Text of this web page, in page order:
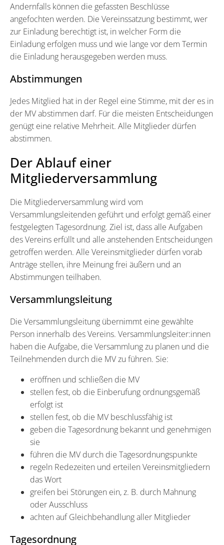
Andernfalls können die gefassten Beschlüsse
angefochten werden. Die Vereinssatzung bestimmt, wer
zur Einladung berechtigt ist, in welcher Form die
Einladung erfolgen muss und wie lange vor dem Termin
die Einladung herausgegeben werden muss.
Abstimmungen
Jedes Mitglied hat in der Regel eine Stimme, mit der es in
der MV abstimmen darf. Für die meisten Entscheidungen
genügt eine relative Mehrheit. Alle Mitglieder dürfen
abstimmen.
Der Ablauf einer
Mitgliederversammlung
Die Mitgliederversammlung wird vom
Versammlungsleitenden geführt und erfolgt gemäß einer
festgelegten Tagesordnung. Ziel ist, dass alle Aufgaben
des Vereins erfüllt und alle anstehenden Entscheidungen
getroffen werden. Alle Vereinsmitglieder dürfen vorab
Anträge stellen, ihre Meinung frei äußern und an
Abstimmungen teilhaben.
Versammlungsleitung
Die Versammlungsleitung übernimmt eine gewählte
Person innerhalb des Vereins. Versammlungsleiter:innen
haben die Aufgabe, die Versammlung zu planen und die
Teilnehmenden durch die MV zu führen. Sie:
eröffnen und schließen die MV
stellen fest, ob die Einberufung ordnungsgemäß
erfolgt ist
stellen fest, ob die MV beschlussfähig ist
geben die Tagesordnung bekannt und genehmigen
sie
führen die MV durch die Tagesordnungspunkte
regeln Redezeiten und erteilen Vereinsmitgliedern
das Wort
greifen bei Störungen ein, z. B. durch Mahnung
oder Ausschluss
achten auf Gleichbehandlung aller Mitglieder
Tagesordnung